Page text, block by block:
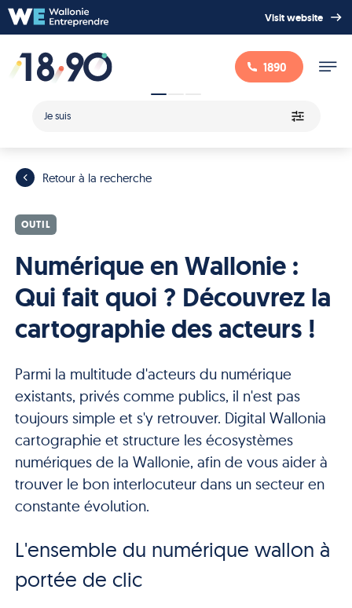
Visit website
1890
Je suis
Retour à la recherche
OUTIL
Numérique en Wallonie :
Qui fait quoi ? Découvrez la
cartographie des acteurs !
Parmi la multitude d'acteurs du numérique
existants, privés comme publics, il n'est pas
toujours simple et s'y retrouver. Digital Wallonia
cartographie et structure les écosystèmes
numériques de la Wallonie, afin de vous aider à
trouver le bon interlocuteur dans un secteur en
constante évolution.
L'ensemble du numérique wallon à
portée de clic